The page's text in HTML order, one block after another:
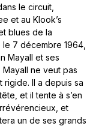
le circuit,
et au Klook’s
blues de la
le 7 décembre 1964,
Mayall et ses
ne veut pas
Il a depuis sa
et il tente à s’en
et
un de ses grands